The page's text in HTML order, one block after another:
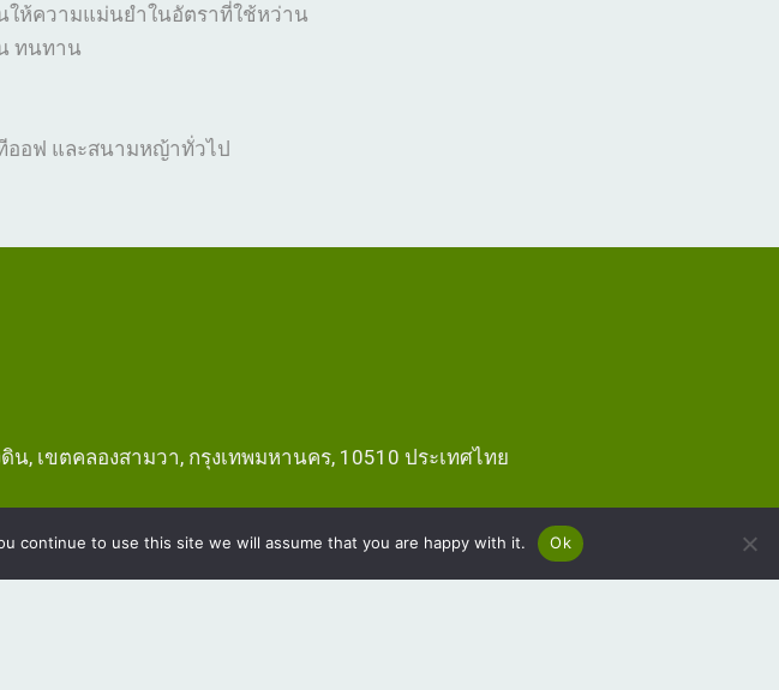
ให้ความแม่นยำในอัตราที่ใช้หว่าน
ทนทาน
ออฟ และสนามหญ้าทั่วไป
เขตคลองสามวา, กรุงเทพมหานคร, 10510 ประเทศไทย
continue to use this site we will assume that you are happy with it. Ok